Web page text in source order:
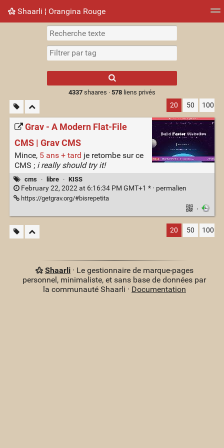
Shaarli ¦ Orangina Rouge
Nuage de tags Mur d'images
results.
4337shaares · 578liens privés
20 50 100
Grav - A Modern Flat-File
CMS | Grav CMS
Mince, 5 ans + tard je retombe sur ce
CMS ; i really should try it!
cms · libre · KISS
February 22, 2022 at 6:16:34 PM GMT+1 * · permalien
https://getgrav.org/#bisrepetita
·
20 50 100
Shaarli· Le gestionnaire de marque-pages
personnel, minimaliste, et sans base de données par
la communauté Shaarli · Documentation